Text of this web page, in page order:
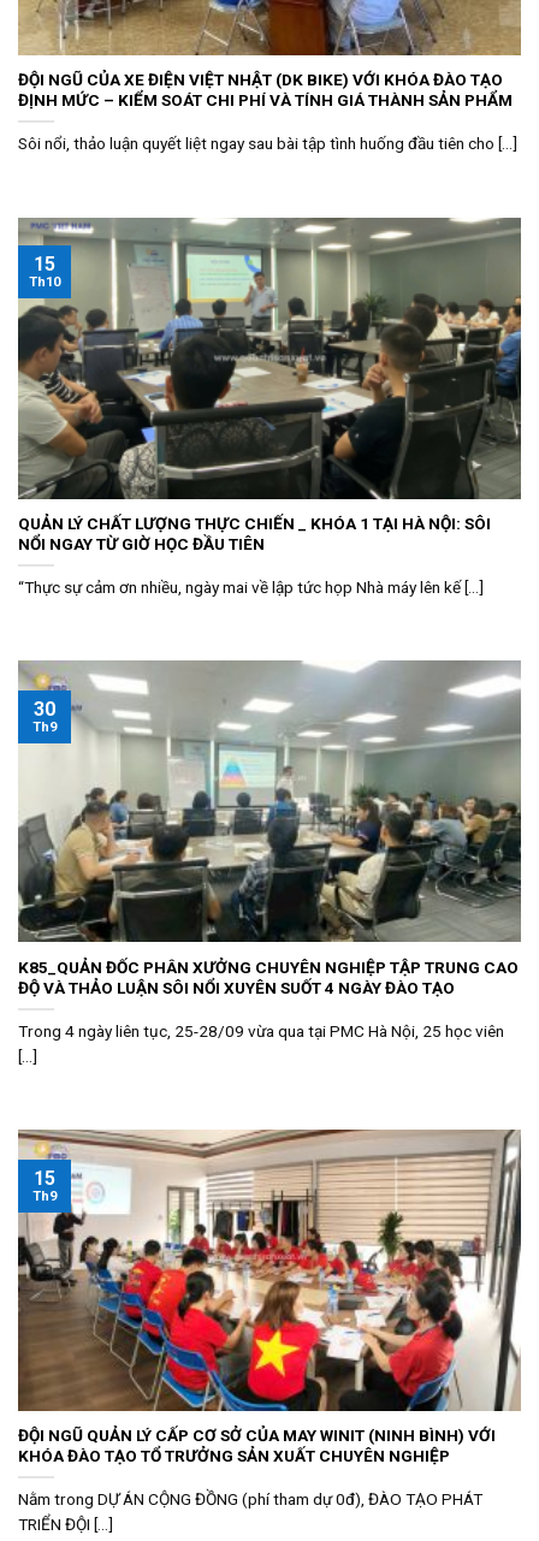
ĐỘI NGŨ CỦA XE ĐIỆN VIỆT NHẬT (DK BIKE) VỚI KHÓA ĐÀO TẠO
ĐỊNH MỨC – KIỂM SOÁT CHI PHÍ VÀ TÍNH GIÁ THÀNH SẢN PHẨM
Sôi nổi, thảo luận quyết liệt ngay sau bài tập tình huống đầu tiên cho [...]
QUẢN LÝ CHẤT LƯỢNG THỰC CHIẾN _ KHÓA 1 TẠI HÀ NỘI: SÔI
NỔI NGAY TỪ GIỜ HỌC ĐẦU TIÊN
“Thực sự cảm ơn nhiều, ngày mai về lập tức họp Nhà máy lên kế [...]
15
Th10
K85_QUẢN ĐỐC PHÂN XƯỞNG CHUYÊN NGHIỆP TẬP TRUNG CAO
ĐỘ VÀ THẢO LUẬN SÔI NỔI XUYÊN SUỐT 4 NGÀY ĐÀO TẠO
Trong 4 ngày liên tục, 25-28/09 vừa qua tại PMC Hà Nội, 25 học viên
[...]
30
Th9
ĐỘI NGŨ QUẢN LÝ CẤP CƠ SỞ CỦA MAY WINIT (NINH BÌNH) VỚI
KHÓA ĐÀO TẠO TỔ TRƯỞNG SẢN XUẤT CHUYÊN NGHIỆP
Nằm trong DỰ ÁN CỘNG ĐỒNG (phí tham dự 0đ), ĐÀO TẠO PHÁT
TRIỂN ĐỘI [...]
15
Th9